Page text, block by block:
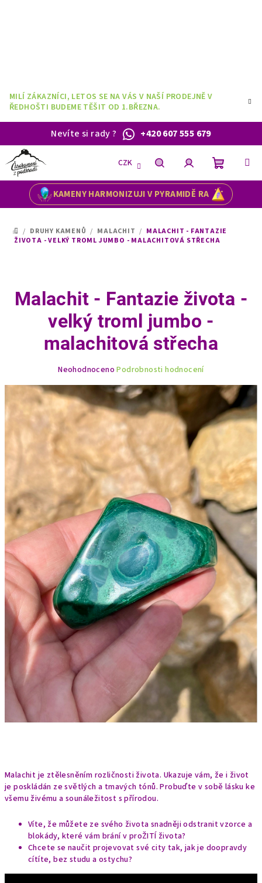
MILÍ ZÁKAZNÍCI, LETOS SE NA VÁS V NAŠÍ PRODEJNĚ V
ŘEDHOŠTI BUDEME TĚŠIT OD 1.BŘEZNA.
Nevíte si rady? +420 607 555 679
KAMENY HARMONIZUJI V PYRAMIDĚ RA
CZK
HledatPřihlášeníNákupní
DOMŮ
/ DRUHY KAMENŮ / MALACHIT / MALACHIT - FANTAZIE
ŽIVOTA - VELKÝ TROML JUMBO - MALACHITOVÁ STŘECHA
Malachit je ztělesněním rozličnosti života. Ukazuje vám, že i život
je poskládán ze světlých a tmavých tónů. Probuďte v sobě lásku ke
všemu živému a sounáležitost s přírodou.
Víte, že můžete ze svého života snadněji odstranit vzorce a
blokády, které vám brání v proŽITÍ života?
Chcete se naučit projevovat své city tak, jak je doopravdy
cítíte, bez studu a ostychu?
Malachit - Fantazie života -
velký troml jumbo -
malachitová střecha
produktu
je
hvězdiček.
Neohodnoceno Podrobnosti hodnocení